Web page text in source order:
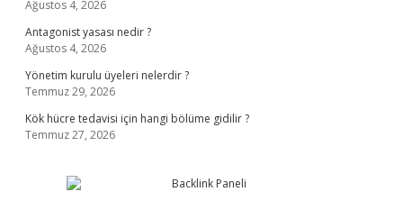
Ağustos 4, 2026
Antagonist yasası nedir ?
Ağustos 4, 2026
Yönetim kurulu üyeleri nelerdir ?
Temmuz 29, 2026
Kök hücre tedavisi için hangi bölüme gidilir ?
Temmuz 27, 2026